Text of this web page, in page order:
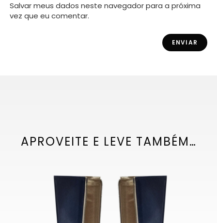
Salvar meus dados neste navegador para a próxima
vez que eu comentar.
APROVEITE E LEVE TAMBÉM…